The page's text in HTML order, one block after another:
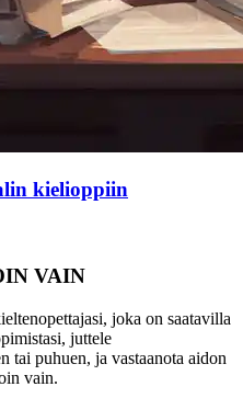
kielioppiin
VAIN
joka on saatavilla
juttele
tai puhuen, ja vastaanota aidon
vain.